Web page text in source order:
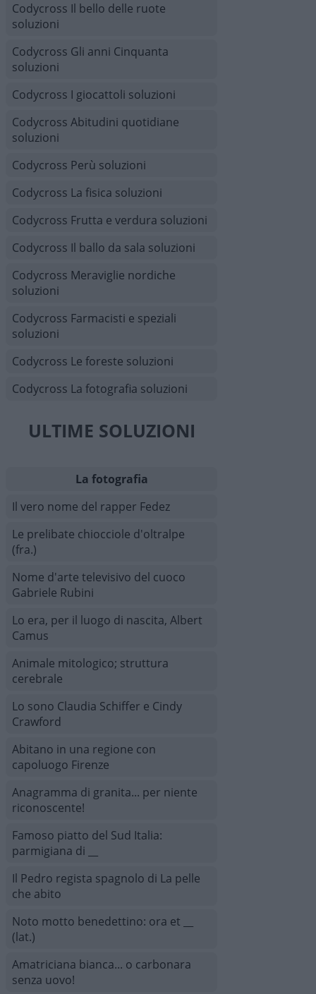
Codycross Il bello delle ruote
soluzioni
Codycross Gli anni Cinquanta
soluzioni
Codycross I giocattoli soluzioni
Codycross Abitudini quotidiane
soluzioni
Codycross Perù soluzioni
Codycross La fisica soluzioni
Codycross Frutta e verdura soluzioni
Codycross Il ballo da sala soluzioni
Codycross Meraviglie nordiche
soluzioni
Codycross Farmacisti e speziali
soluzioni
Codycross Le foreste soluzioni
Codycross La fotografia soluzioni
ULTIME SOLUZIONI
La fotografia
Il vero nome del rapper Fedez
Le prelibate chiocciole d'oltralpe
(fra.)
Nome d'arte televisivo del cuoco
Gabriele Rubini
Lo era, per il luogo di nascita, Albert
Camus
Animale mitologico; struttura
cerebrale
Lo sono Claudia Schiffer e Cindy
Crawford
Abitano in una regione con
capoluogo Firenze
Anagramma di granita... per niente
riconoscente!
Famoso piatto del Sud Italia:
parmigiana di __
Il Pedro regista spagnolo di La pelle
che abito
Noto motto benedettino: ora et __
(lat.)
Amatriciana bianca... o carbonara
senza uovo!